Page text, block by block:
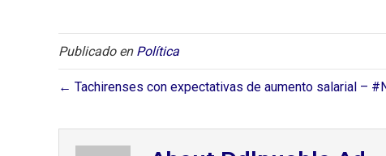
Publicado en Política
← Tachirenses con expectativas de aumento salarial –